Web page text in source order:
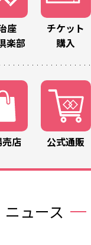
座
楽部
チケット
購入
店 公式通販
ニュース